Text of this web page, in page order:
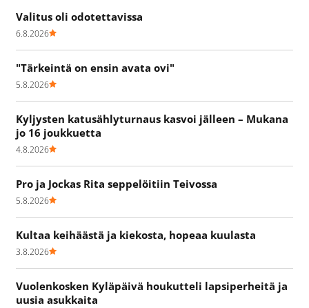
Valitus oli odotettavissa
6.8.2026
"Tärkeintä on ensin avata ovi"
5.8.2026
Kyljysten katusählyturnaus kasvoi jälleen – Mukana
jo 16 joukkuetta
4.8.2026
Pro ja Jockas Rita seppelöitiin Teivossa
5.8.2026
Kultaa keihäästä ja kiekosta, hopeaa kuulasta
3.8.2026
Vuolenkosken Kyläpäivä houkutteli lapsiperheitä ja
uusia asukkaita